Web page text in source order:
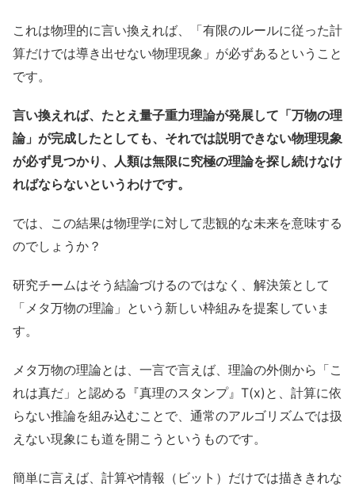
これは物理的に言い換えれば、「有限のルールに従った計
算だけでは導き出せない物理現象」が必ずあるということ
です。
言い換えれば、たとえ量子重力理論が発展して「万物の理
論」が完成したとしても、それでは説明できない物理現象
が必ず見つかり、人類は無限に究極の理論を探し続けなけ
ればならないというわけです。
では、この結果は物理学に対して悲観的な未来を意味する
のでしょうか？
研究チームはそう結論づけるのではなく、解決策として
「メタ万物の理論」という新しい枠組みを提案していま
す。
メタ万物の理論とは、一言で言えば、理論の外側から「こ
れは真だ」と認める『真理のスタンプ』T(x)と、計算に依
らない推論を組み込むことで、通常のアルゴリズムでは扱
えない現象にも道を開こうというものです。
簡単に言えば、計算や情報（ビット）だけでは描ききれな